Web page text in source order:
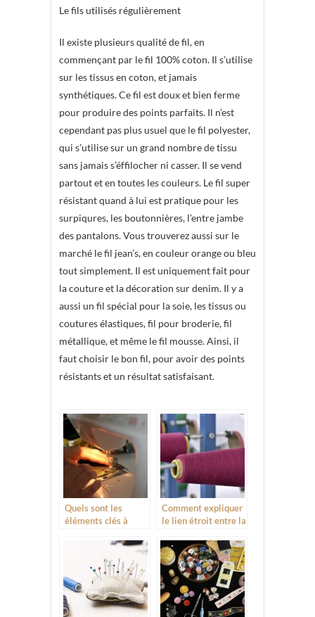
Le fils utilisés régulièrement
Il existe plusieurs qualité de fil, en
commençant par le fil 100% coton. Il s’utilise
sur les tissus en coton, et jamais
synthétiques. Ce fil est doux et bien ferme
pour produire des points parfaits. Il n’est
cependant pas plus usuel que le fil polyester,
qui s’utilise sur un grand nombre de tissu
sans jamais s’éffilocher ni casser. Il se vend
partout et en toutes les couleurs. Le fil super
résistant quand à lui est pratique pour les
surpiqures, les boutonnières, l’entre jambe
des pantalons. Vous trouverez aussi sur le
marché le fil jean’s, en couleur orange ou bleu
tout simplement. Il est uniquement fait pour
la couture et la décoration sur denim. Il y a
aussi un fil spécial pour la soie, les tissus ou
coutures élastiques, fil pour broderie, fil
métallique, et même le fil mousse. Ainsi, il
faut choisir le bon fil, pour avoir des points
résistants et un résultat satisfaisant.
Quels sont les
éléments clés à
pour acheter une
machine à coudre ?
Comment expliquer
le lien étroit entre la
la mode ?